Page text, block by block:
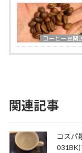
コーヒー豆関
関連記事
コスパ